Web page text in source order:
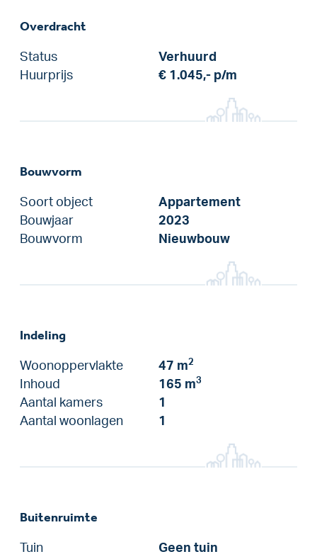
Overdracht
Status
Verhuurd
Huurprijs
€ 1.045,- p/m
Bouwvorm
Soort object
Appartement
Bouwjaar
2023
Bouwvorm
Nieuwbouw
Indeling
Woonoppervlakte 47 m2
Inhoud 165 m3
Aantal kamers
1
Aantal woonlagen
1
Buitenruimte
Tuin
Geen tuin